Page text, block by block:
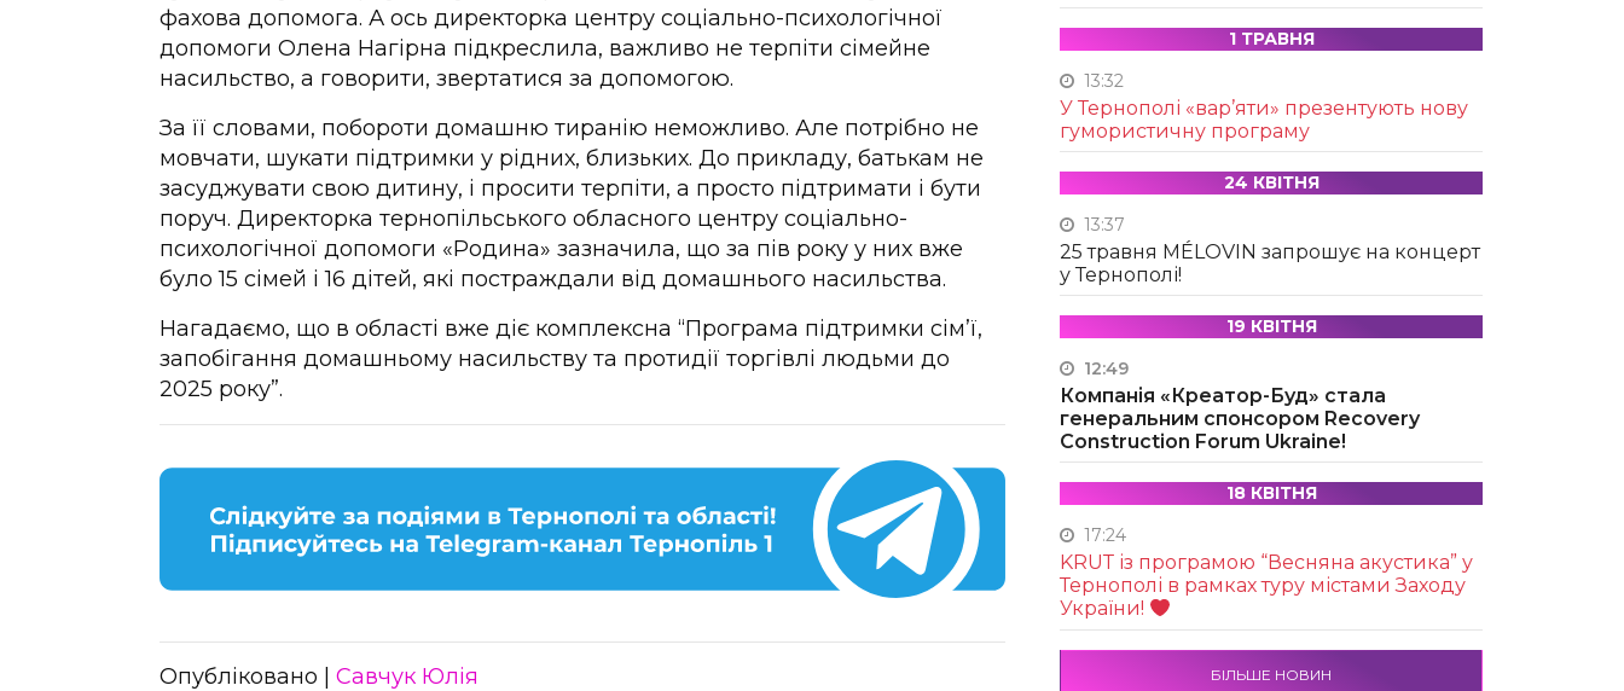
фахова допомога. А ось директорка центру соціально-психологічної
допомоги Олена Нагірна підкреслила, важливо не терпіти сімейне
насильство, а говорити, звертатися за допомогою.
За її словами, побороти домашню тиранію неможливо. Але потрібно не
мовчати, шукати підтримки у рідних, близьких. До прикладу, батькам не
засуджувати свою дитину, і просити терпіти, а просто підтримати і бути
поруч. Директорка тернопільського обласного центру соціально-
психологічної допомоги «Родина» зазначила, що за пів року у них вже
було 15 сімей і 16 дітей, які постраждали від домашнього насильства.
Нагадаємо, що в області вже діє комплексна “Програма підтримки сім’ї,
запобігання домашньому насильству та протидії торгівлі людьми до
2025 року”.
Опубліковано | Савчук Юлія
1 ТРАВНЯ
13:32
У Тернополі «вар’яти» презентують нову
гумористичну програму
24 КВІТНЯ
13:37
25 травня MÉLOVIN запрошує на концерт
у Тернополі!
19 КВІТНЯ
12:49
Компанія «Креатор-Буд» стала
генеральним спонсором Recovery
Construction Forum Ukraine!
18 КВІТНЯ
17:24
KRUТ із програмою “Весняна акустика” у
Тернополі в рамках туру містами Заходу
України!
БІЛЬШЕ НОВИН